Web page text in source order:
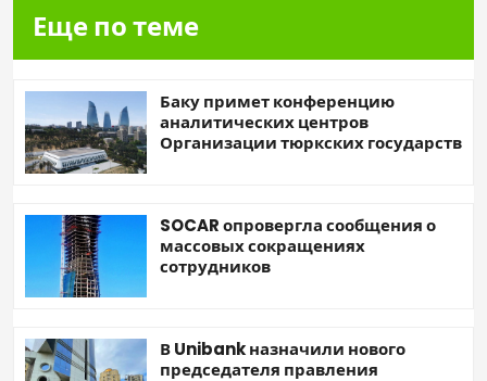
Еще по теме
Баку примет конференцию
аналитических центров
Организации тюркских государств
SOCAR опровергла сообщения о
массовых сокращениях
сотрудников
В Unibank назначили нового
председателя правления